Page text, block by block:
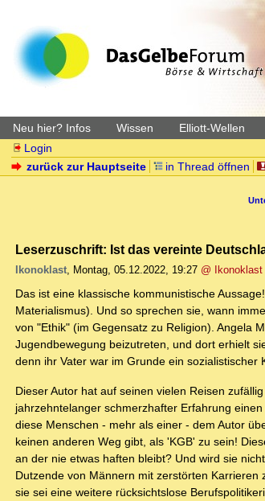
Neu hier? Infos Wissen Elliott-Wellen
Login
zurück zur Hauptseite
in Thread öffnen
Leserzuschrift: Ist das vereinte
Ikonoklast, Montag, 05.12.2022, 19:27 @ Ikonoklast
Das ist eine klassische kommunistische
Materialismus). Und so sprechen sie, wann
von "Ethik" (im Gegensatz zu Religion). Angela
Jugendbewegung beizutreten, und dort erhielt
denn ihr Vater war im Grunde ein sozialistischer
Dieser Autor hat auf seinen vielen Reisen
jahrzehntelanger schmerzhafter Erfahrung
diese Menschen - mehr als einer - dem Autor
keinen anderen Weg gibt, als 'KGB' zu sein!
an der nie etwas haften bleibt? Und wird sie
Dutzende von Männern mit zerstörten
sie sei eine weitere rücksichtslose